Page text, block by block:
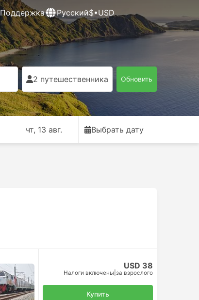
Поддержка Русский$•USD
2 путешественника Обновить
чт, 13 авг. Выбрать дату
USD 38
Налоги включены за взрослого
Купить